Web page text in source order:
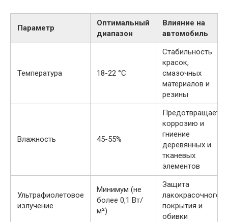
Параметр
Оптимальный
диапазон
Влияние на
автомобиль
Температура 18-22 °C
Стабильность
красок,
смазочных
материалов и
резины
Влажность 45-55%
Предотвращает
коррозию и
гниение
деревянных и
тканевых
элементов
Ультрафиолетовое
излучение
Минимум (не
более 0,1 Вт/
м²)
Защита
лакокрасочного
покрытия и
обивки